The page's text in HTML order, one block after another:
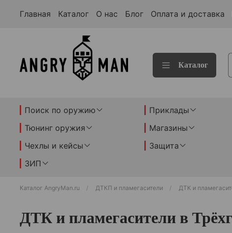
Главная Каталог О нас Блог Оплата и доставка
Каталог
Поиск по оружию Приклады
Тюнинг оружия
Магазины
Чехлы и кейсы
Защита
ЗИП
Каталог AngryMan.ru ДТКП и пламегасители ДТК и
ДТК и пламегасители в